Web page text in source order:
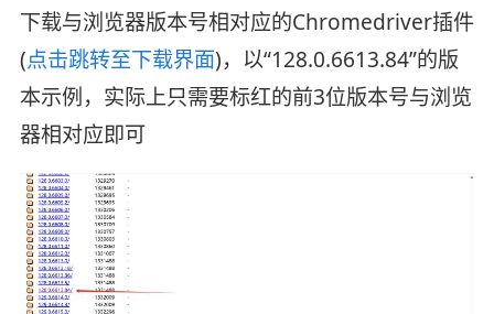
下载与浏览器版本号相对应的Chromedriver插件
(点击跳转至下载界面)，以“128.0.6613.84”的版
本示例，实际上只需要标红的前3位版本号与浏览
器相对应即可